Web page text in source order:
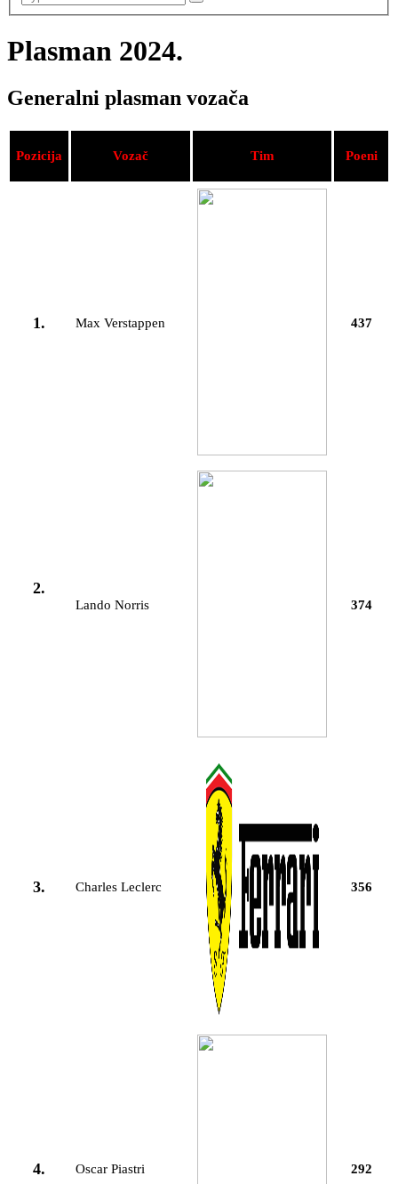
Plasman 2024.
Generalni plasman vozača
Pozicija Vozač Tim Poeni
1. Max Verstappen 437
2.
Lando Norris 374
3. Charles Leclerc 356
4. Oscar Piastri 292